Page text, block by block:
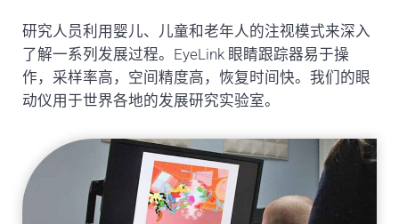
研究人员利用婴儿、儿童和老年人的注视模式来深入
了解一系列发展过程。EyeLink 眼睛跟踪器易于操
作，采样率高，空间精度高，恢复时间快。我们的眼
动仪用于世界各地的发展研究实验室。